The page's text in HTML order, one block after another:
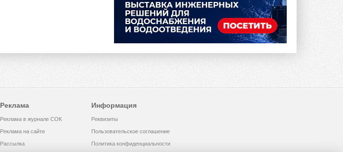
Реклама
Реклама в журнале СОК
Реклама на сайте
Рассылка
Информация
Реквизиты
Пользовательское соглашение
Политика конфиденциальности